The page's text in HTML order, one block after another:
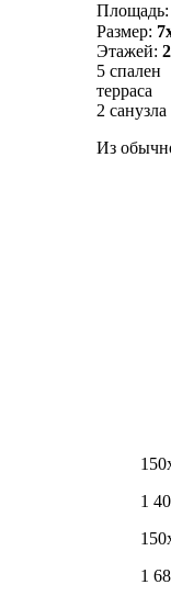
Площадь:
Размер:
Этажей: 2
5 спален
терраса
2 санузла
Из
1
1